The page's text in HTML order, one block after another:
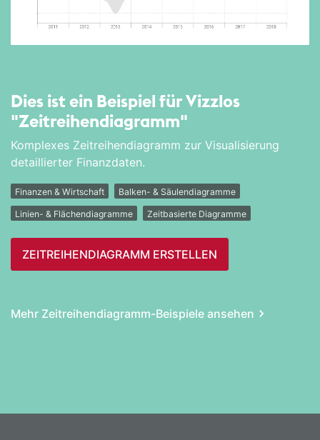
Dies ist ein Beispiel für Vizzlos
"Zeitreihen­diagramm"
Komplexes Zeitreihendiagramm zur Visualisierung
detaillierter Finanzdaten.
Finanzen & Wirtschaft Balken- & Säulendiagramme
Linien- & Flächendiagramme Zeitbasierte Diagramme
ZEITREIHEN­DIAGRAMM ERSTELLEN
Mehr Zeitreihen­diagramm-Beispiele ansehen